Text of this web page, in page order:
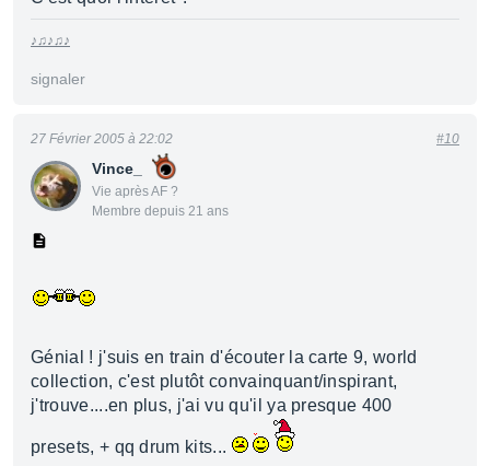
♪♫♪♫♪
signaler
Vince_
Vie après AF ?
Membre depuis 21 ans
27 Février 2005 à 22:02 #10
Génial ! j'suis en train d'écouter la carte 9, world
collection, c'est plutôt convainquant/inspirant,
j'trouve....en plus, j'ai vu qu'il ya presque 400
presets, + qq drum kits...